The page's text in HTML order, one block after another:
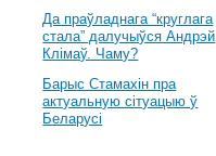
Да праўладнага “круглага
стала” далучыўся Андрэй
Клімаў. Чаму?
Барыс Стамахін пра
актуальную сітуацыю ў
Беларусі